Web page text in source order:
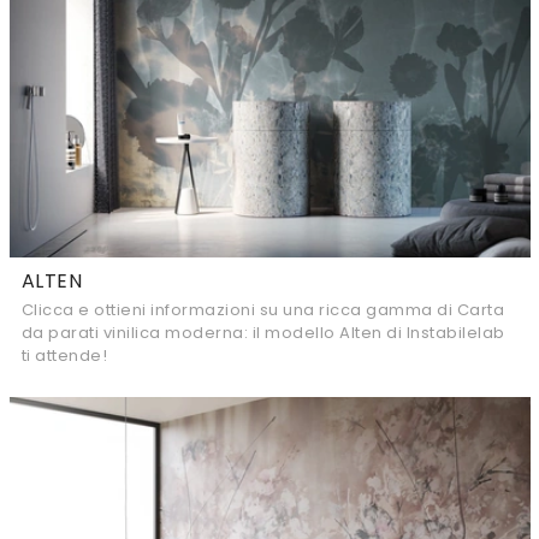
ALTEN
Clicca e ottieni informazioni su una ricca gamma di Carta
da parati vinilica moderna: il modello Alten di Instabilelab
ti attende!